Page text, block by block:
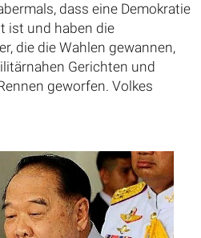
dass eine Demokratie
ist und haben die
die die Wahlen gewannen,
Gerichten und
geworfen. Volkes